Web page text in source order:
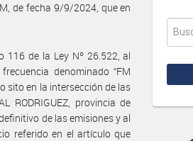
de fecha 9/9/2024, que en
116 de la Ley Nº 26.522, al
denominado “FM
sito en la intersección de las
RODRIGUEZ, provincia de
de las emisiones y al
referido en el artículo que